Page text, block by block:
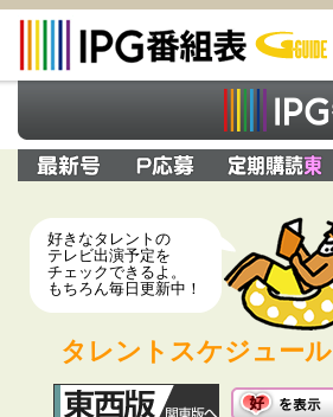
好きなタレントの
テレビ出演予定を
チェックできるよ。
もちろん毎日更新中！
タレントスケジュール